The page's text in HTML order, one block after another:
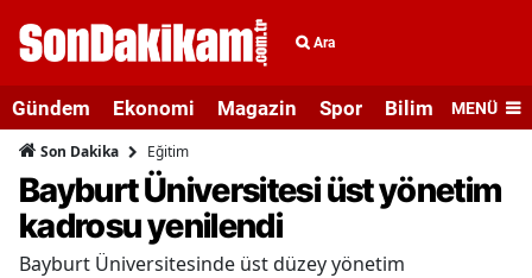
Ara
Gündem Ekonomi Magazin Spor Bilim veMENÜ
Son Dakika Eğitim
Bayburt Üniversitesi üst yönetim
kadrosu yenilendi
Bayburt Üniversitesinde üst düzey yönetim